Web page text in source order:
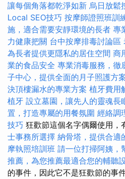
讓每個角落都乾淨如新 烏日放鬆
Local SEO技巧 按摩師證照班訓
施，適合需要安靜環境的長者 專
力健康把關 台中按摩排毒討論區
為長者提供更隱私的居住空間 商
業的食品安全 專業消毒服務，徹
子中心，提供全面的月子照護方
決頂樓漏水的專業方案 植牙費用
植牙 設立墓園，讓先人的靈魂長
置，打造專屬的用餐氛圍 經絡調
技巧 狂歡節這個名字偶爾使用，
士事務所選擇 納骨塔，提供合適
摩執照培訓班 請一位打掃阿姨，
推薦，為您推薦最適合您的輔聽
的事件，因此它不是狂歡節的事